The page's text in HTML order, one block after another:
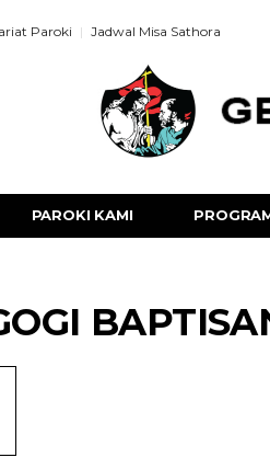
Paroki Jadwal Misa Sathora
PAROKI KAMI